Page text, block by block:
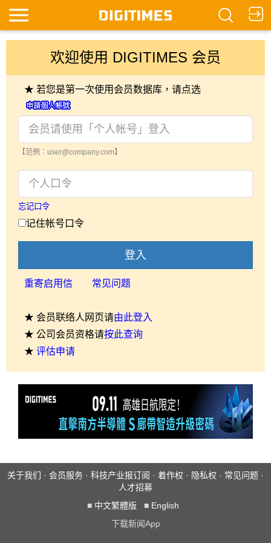
欢迎使用 DIGITIMES 会员
★ 若您是第一次使用会员数据库，请点选
【范例：user@company.com】
忘记口令
记住帐号口令
登入
重寄启用信 常见问题
★ 会员联络人网页请由此登入
★ 公司会员资格请按此查询
★ 评估申请
关于我们 · 会员服务 · 科技产业报订阅 · 着作权 · 隐私权 · 常见问题 ·
人才招募
■ 中文繁體版 ■ English
下载新闻App